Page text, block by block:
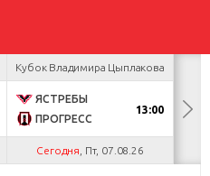
Кубок Владимира Цыплакова
ЯСТРЕБЫ
ПРОГРЕСС
13:00
Сегодня , Пт, 07.08.26